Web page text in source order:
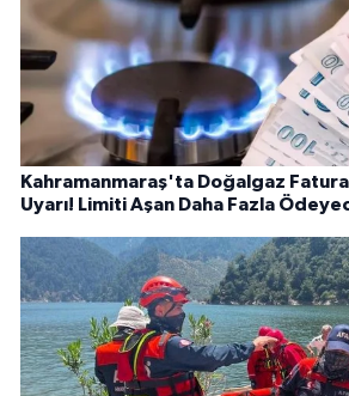
Kahramanmaraş'ta Doğalgaz
Uyarı! Limiti Aşan Daha Fazla